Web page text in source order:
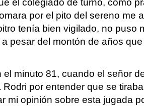
por el pito del sereno me
tenía bien vigilado, no puso
pesar del montón de años
el minuto 81, cuando el señor
por entender que se
mi opinión sobre esta jugada